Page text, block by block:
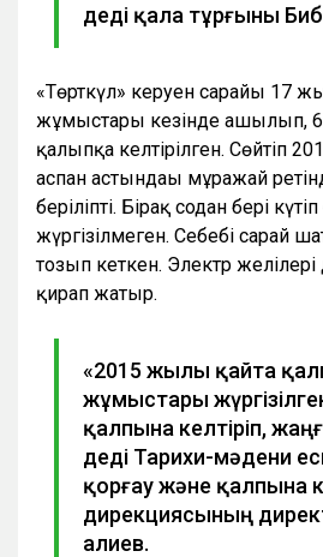
деді қала тұрғыны
«Төрткүл» керуен сарайы 17
жұмыстары кезінде ашылып,
қалыпқа келтірілген. Сөйтіп
аспан астындағы мұражай
беріліпті. Бірақ содан бері
жүргізілмеген. Себебі сарай
тозып кеткен. Электр желілері
қирап жатыр.
«2015 жылы қайта
жұмыстары
қалпына келтіріп,
деді Тарихи-мәдени
қорғау және қалпына
дирекциясының
Қалиев.